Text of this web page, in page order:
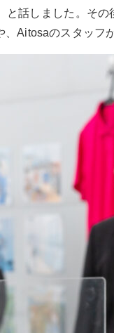
と話しました。そ
Aitosaのスタッフ